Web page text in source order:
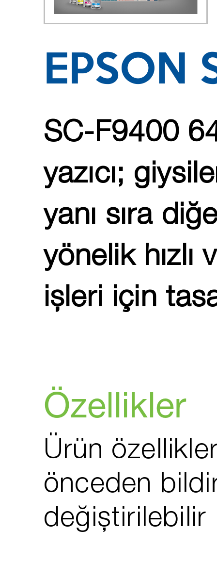
EPSON
SC-F9400
yazıcı;
yanı sıra
yönelik hızlı
işleri için
Özellikler
Ürün
önceden
değiştirilebilir